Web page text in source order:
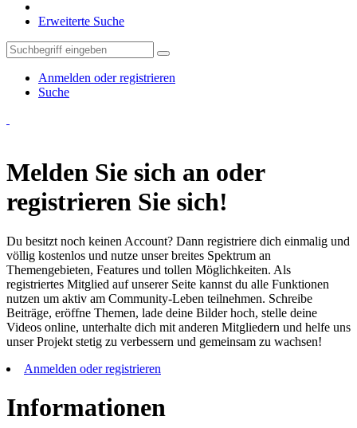
Erweiterte Suche
Anmelden oder registrieren
Suche
Melden Sie sich an oder
registrieren Sie sich!
Du besitzt noch keinen Account? Dann registriere dich einmalig und
völlig kostenlos und nutze unser breites Spektrum an
Themengebieten, Features und tollen Möglichkeiten. Als
registriertes Mitglied auf unserer Seite kannst du alle Funktionen
nutzen um aktiv am Community-Leben teilnehmen. Schreibe
Beiträge, eröffne Themen, lade deine Bilder hoch, stelle deine
Videos online, unterhalte dich mit anderen Mitgliedern und helfe uns
unser Projekt stetig zu verbessern und gemeinsam zu wachsen!
Anmelden oder registrieren
Informationen